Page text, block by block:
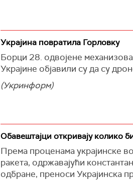
Украјина повратила Горловку
Борци 28. одвојене
Украјине објавили су да су
(Укринформ)
Обавештајци откривају колико
Према проценама украјинске
ракета, одржавајући
одбране, преноси Украјинска